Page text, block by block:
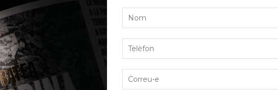
amb Cellers Tarroné perquè la campanya sigui el més àgil,
el temps de verema. Per això hem volgut fer-los visibles,
durant la campanya, perquè sense tots, res seria possible.
experimentant i enguany hem fet proves amb diferents
per veure l’evolució i versatilitat respectiva, fent